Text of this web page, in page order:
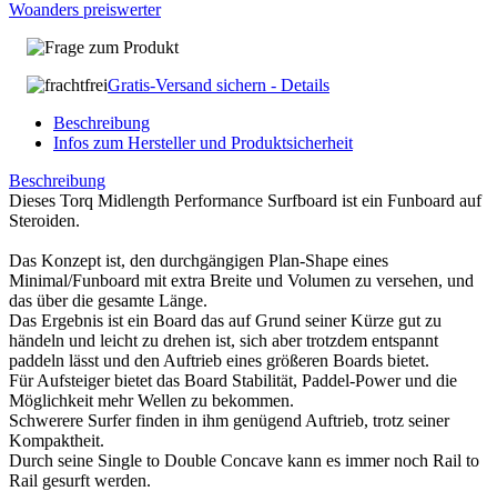
Woanders preiswerter
Frage zum Produkt
Gratis-Versand sichern - Details
Beschreibung
Infos zum Hersteller und Produktsicherheit
Beschreibung
Dieses Torq Midlength Performance Surfboard ist ein Funboard auf
Steroiden.
Das Konzept ist, den durchgängigen Plan-Shape eines
Minimal/Funboard mit extra Breite und Volumen zu versehen, und
das über die gesamte Länge.
Das Ergebnis ist ein Board das auf Grund seiner Kürze gut zu
händeln und leicht zu drehen ist, sich aber trotzdem entspannt
paddeln lässt und den Auftrieb eines größeren Boards bietet.
Für Aufsteiger bietet das Board Stabilität, Paddel-Power und die
Möglichkeit mehr Wellen zu bekommen.
Schwerere Surfer finden in ihm genügend Auftrieb, trotz seiner
Kompaktheit.
Durch seine Single to Double Concave kann es immer noch Rail to
Rail gesurft werden.